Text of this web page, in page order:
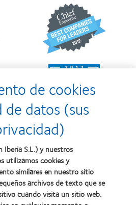
Learn
more
about
2012
y
2010:
Mejor
empresa
el
desarrollo
del
liderazgo
Learn
about
2011:
Premio
a
salud
Learn
more
about
2012
Premio
internacional
REBRAND
100®
de cookies
datos (sus
Iberia S.L.) y nuestros
utilizamos cookies y
similares en nuestro sitio
archivos de texto que se
cuando visita un sitio web.